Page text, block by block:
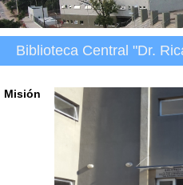
Biblioteca Central "Dr.
Misión